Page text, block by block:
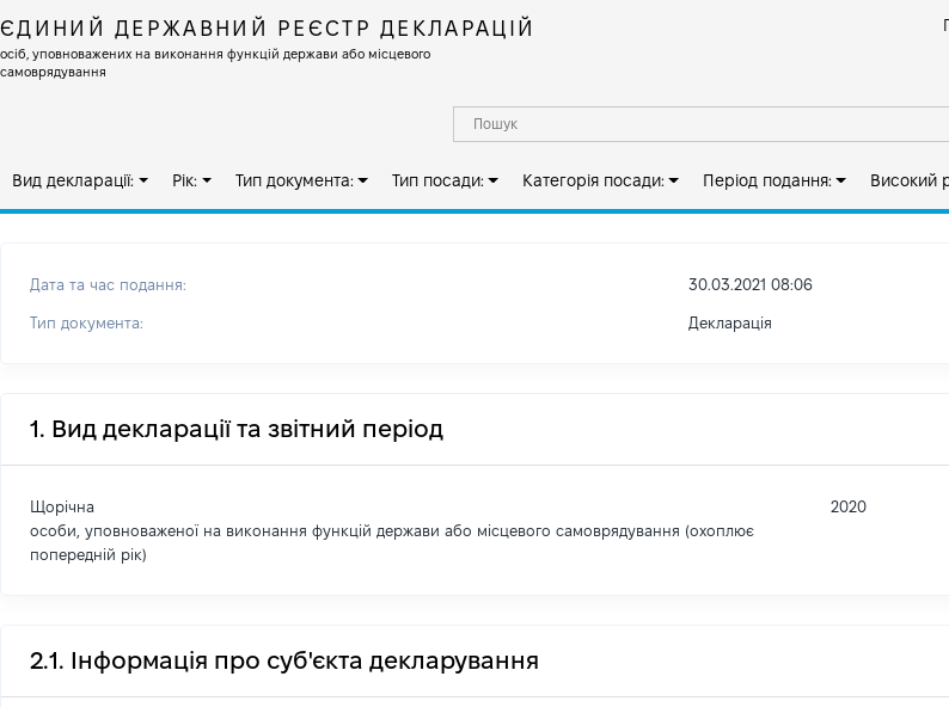
ЄДИНИЙ ДЕРЖАВНИЙ РЕЄСТР ДЕКЛАРАЦІЙ
осіб, уповноважених на виконання функцій держави або місцевого
самоврядування
Вид декларації: Рік: Тип документа: Тип посади: Категорія посади: Період подання: Високий
Дата та час подання: 30.03.2021 08:06
Тип документа: Декларація
1. Вид декларації та звітний період
Щорічна
особи, уповноваженої на виконання функцій держави або місцевого самоврядування (охоплює
попередній рік)
2020
2.1. Інформація про суб'єкта декларування